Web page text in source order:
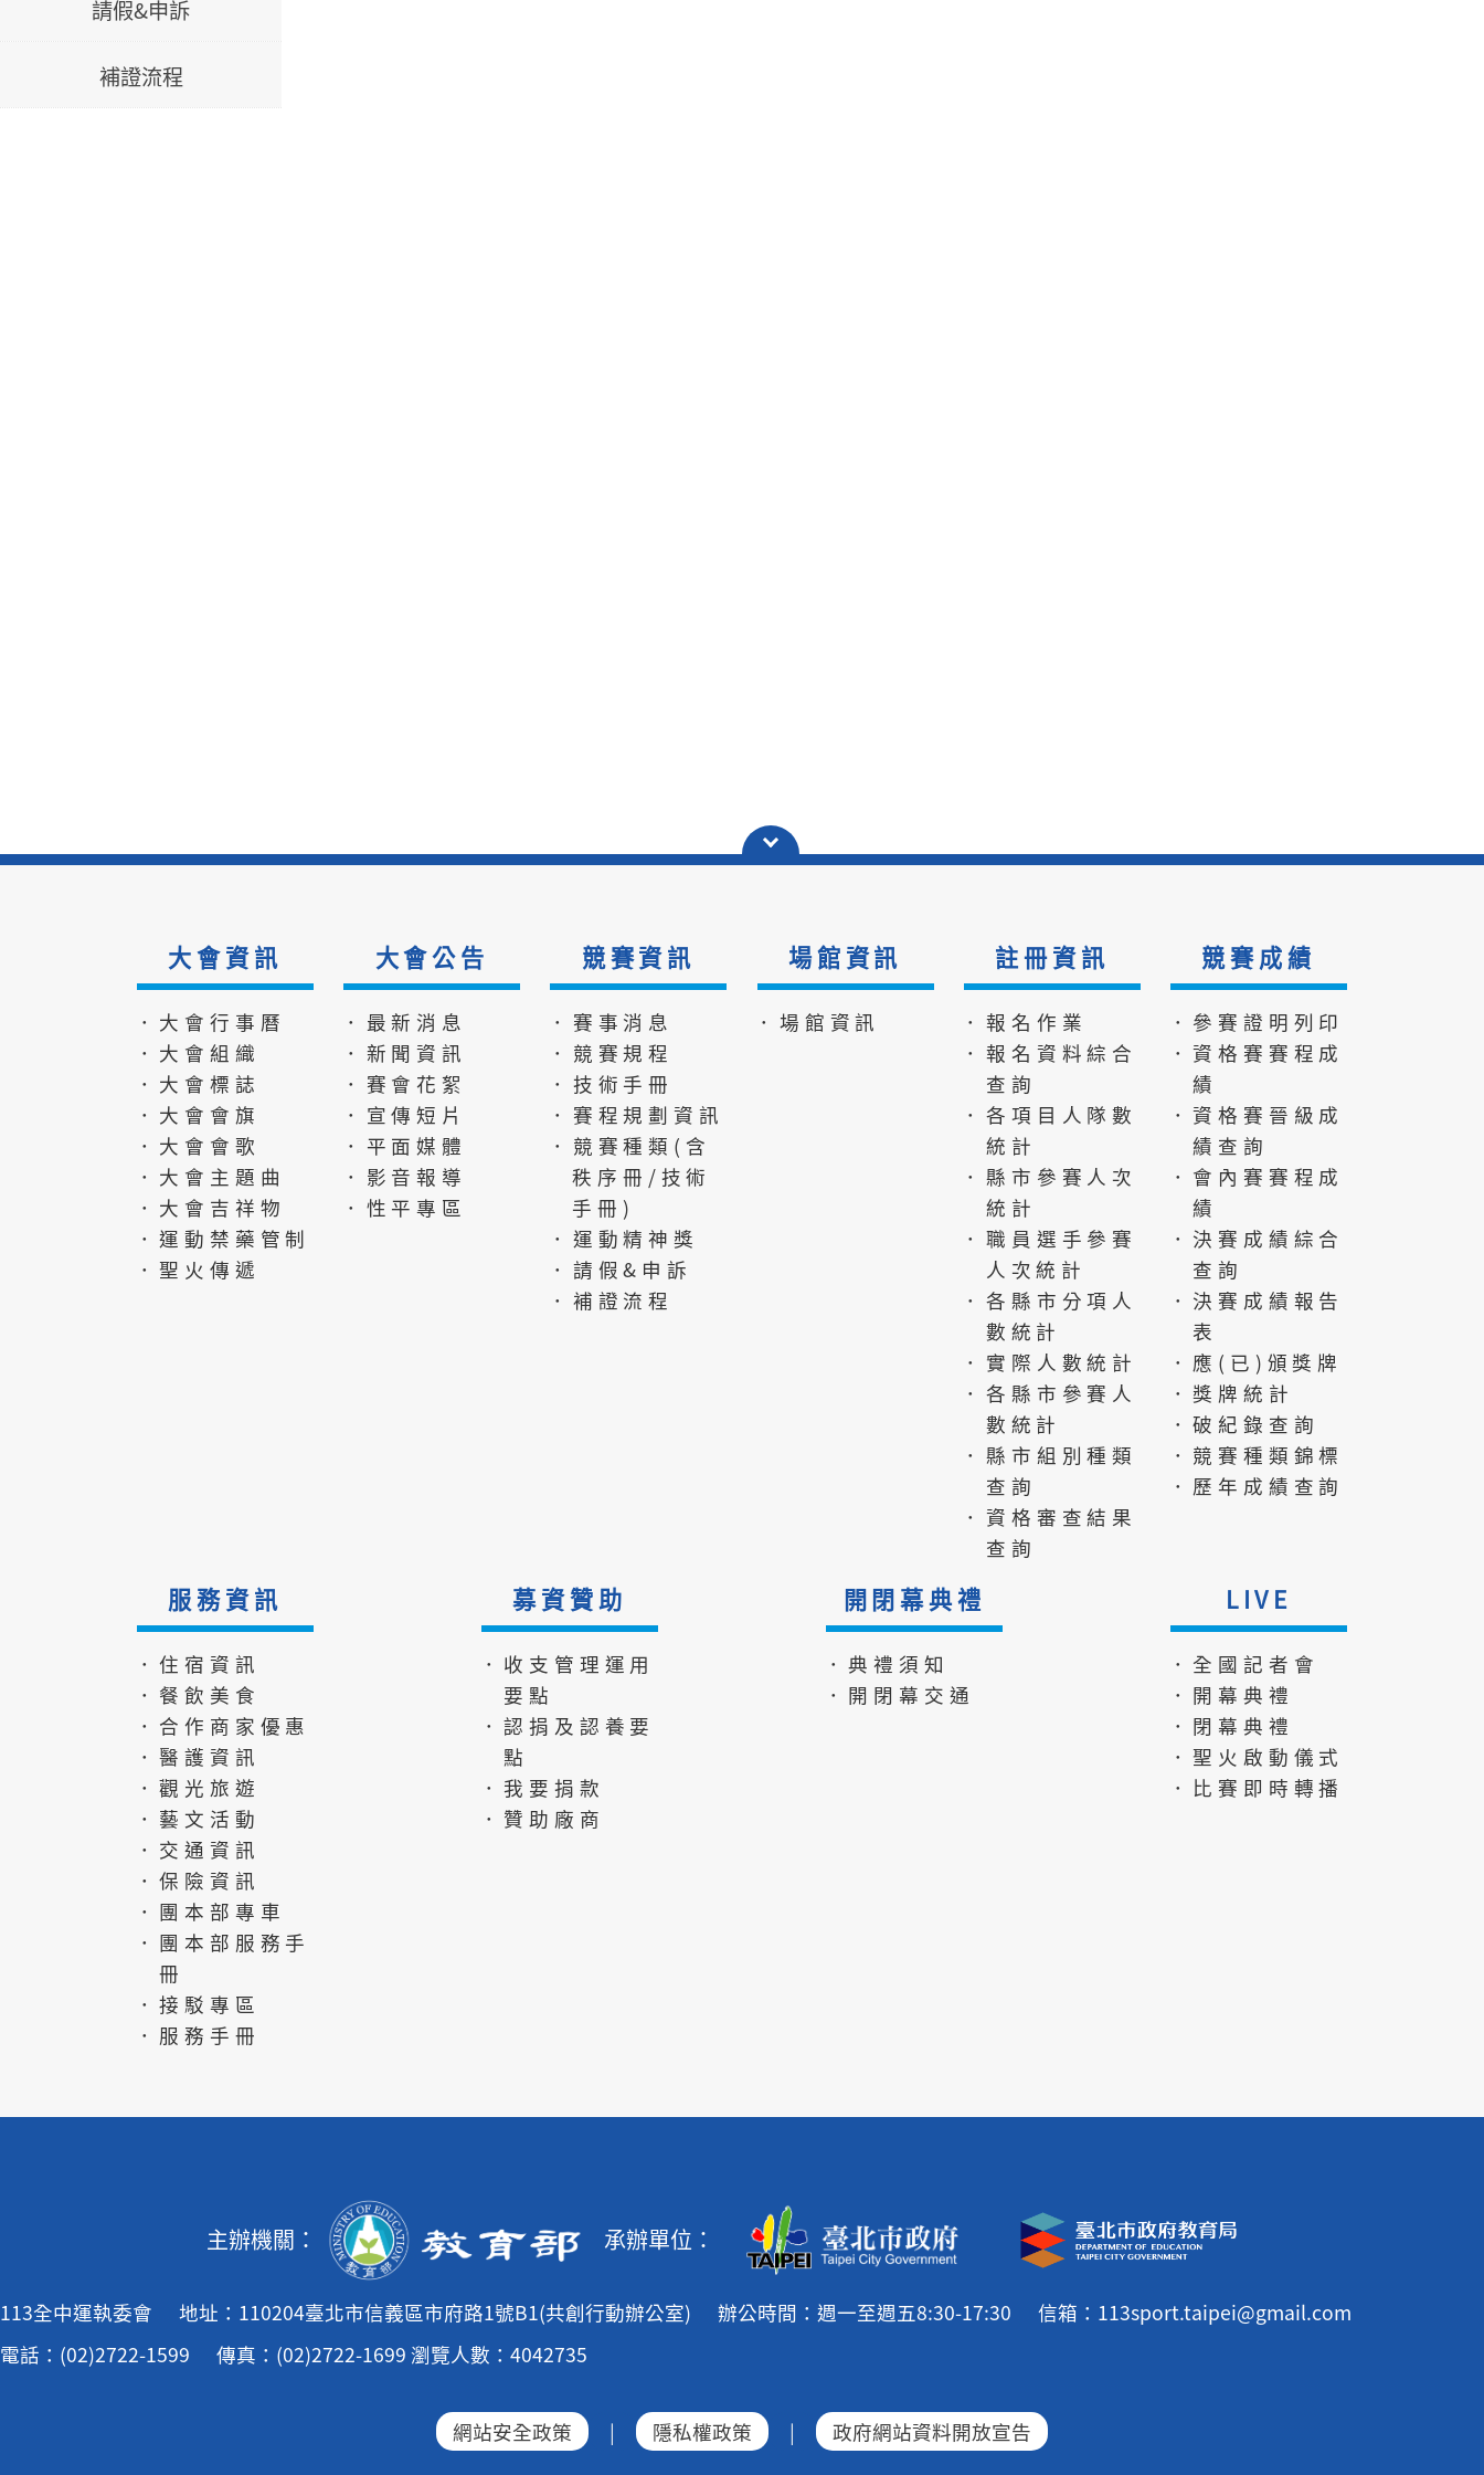
請假&申訴
補證流程
大會資訊
．大會行事曆
．大會組織
．大會標誌
．大會會旗
．大會會歌
．大會主題曲
．大會吉祥物
．運動禁藥管制
．聖火傳遞
大會公告
．最新消息
．新聞資訊
．賽會花絮
．宣傳短片
．平面媒體
．影音報導
．性平專區
競賽資訊
．賽事消息
．競賽規程
．技術手冊
．賽程規劃資訊
．競賽種類(含
秩序冊/技術
手冊)
．運動精神獎
．請假&申訴
．補證流程
場館資訊
．場館資訊
註冊資訊
．報名作業
．報名資料綜合
查詢
．各項目人隊數
統計
．縣市參賽人次
統計
．職員選手參賽
人次統計
．各縣市分項人
數統計
．實際人數統計
．各縣市參賽人
數統計
．縣市組別種類
查詢
．資格審查結果
查詢
競賽成績
．參賽證明列印
．資格賽賽程成
績
．資格賽晉級成
績查詢
．會內賽賽程成
績
．決賽成績綜合
查詢
．決賽成績報告
表
．應(已)頒獎牌
．獎牌統計
．破紀錄查詢
．競賽種類錦標
．歷年成績查詢
服務資訊
．住宿資訊
．餐飲美食
．合作商家優惠
．醫護資訊
．觀光旅遊
．藝文活動
．交通資訊
．保險資訊
．團本部專車
．團本部服務手
冊
．接駁專區
．服務手冊
募資贊助
．收支管理運用
要點
．認捐及認養要
點
．我要捐款
．贊助廠商
開閉幕典禮
．典禮須知
．開閉幕交通
LIVE
．全國記者會
．開幕典禮
．閉幕典禮
．聖火啟動儀式
．比賽即時轉播
主辦機關： 承辦單位：
113全中運執委會 地址：110204臺北市信義區市府路1號B1(共創行動辦公室) 辦公時間：週一至週五8:30-17:30
信箱：113sport.taipei@gmail.com
電話：(02)2722-1599
傳真：(02)2722-1699 瀏覽人數：4042735
網站安全政策 | 隱私權政策 | 政府網站資料開放宣告